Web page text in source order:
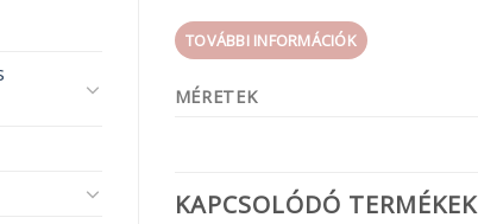
TOVÁBBI INFORMÁCIÓK
MÉRETEK
KAPCSOLÓDÓ TERMÉKEK